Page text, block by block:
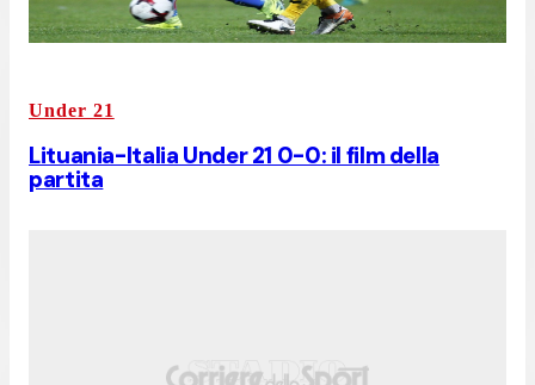
Under 21
Lituania-Italia Under 21 0-0: il film della
partita